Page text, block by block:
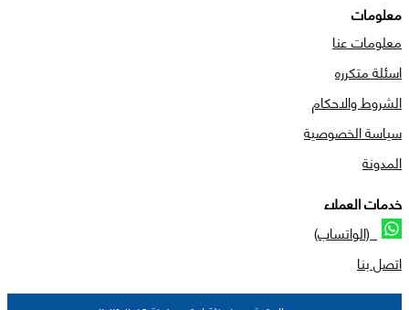
معلومات
معلومات عنا
اسئلة متكرره
الشروط والاحكام
سياسة الخصوصية
المدونة
خدمات العملاء
(الواتساب)
اتصل بنا